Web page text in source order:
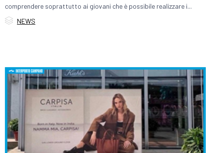
comprendere soprattutto ai giovani che è possibile realizzare i...
 Category
NEWS